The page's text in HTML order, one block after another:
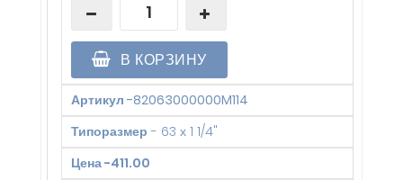
В КОРЗИНУ
Артикул -82063000000M114
Типоразмер - 63 х 1 1/4"
Цена-411.00